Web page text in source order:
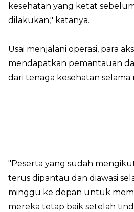
kesehatan yang ketat
dilakukan," katanya.
Usai menjalani operasi, para
mendapatkan pemantauan
dari tenaga kesehatan selama
"Peserta yang sudah
terus dipantau dan diawasi
minggu ke depan untuk
mereka tetap baik setelah